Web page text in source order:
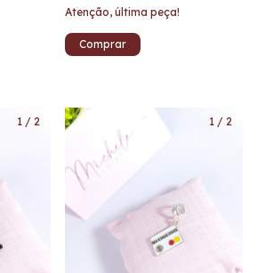
Atenção, última peça!
1 / 2 1 / 2